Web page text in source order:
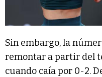
Sin embargo, la
remontar a partir del
cuando caía por 0-2.